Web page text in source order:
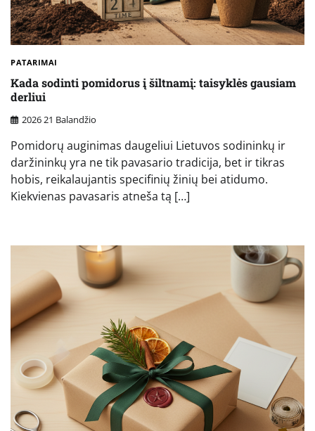
PATARIMAI
Kada sodinti pomidorus į šiltnamį: taisyklės gausiam
derliui
2026 21 Balandžio
Pomidorų auginimas daugeliui Lietuvos sodininkų ir
daržininkų yra ne tik pavasario tradicija, bet ir tikras
hobis, reikalaujantis specifinių žinių bei atidumo.
Kiekvienas pavasaris atneša tą […]